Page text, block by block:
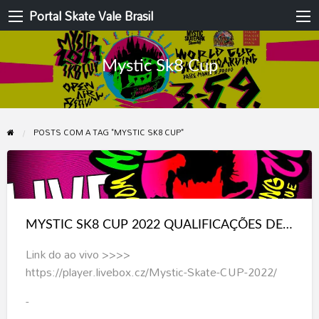
Portal Skate Vale Brasil
Mystic Sk8 Cup
POSTS COM A TAG "MYSTIC SK8 CUP"
MYSTIC
SK8
CUP
2022
QUALIFICAÇÕES
MYSTIC SK8 CUP 2022 QUALIFICAÇÕES DE BOWL E STREET
Link do ao vivo >>>>
https://player.livebox.cz/Mystic-Skate-CUP-2022/
-